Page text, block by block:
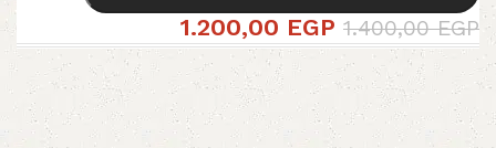
1.400,00EGP
1.200,00 EGP